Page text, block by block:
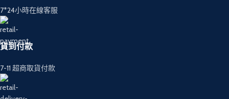
7*24小時在線客服
貨到付款
7-11 超商取貨付款